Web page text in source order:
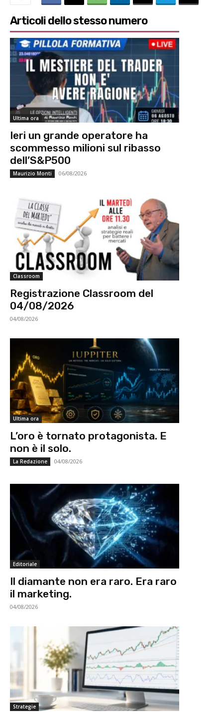
Articoli dello stesso numero
Ultima ora
Ieri un grande operatore ha
scommesso milioni sul ribasso
dell’S&P500
Maurizio Monti 06/08/2026
Classroom
Registrazione Classroom del
04/08/2026
04/08/2026
Ultima ora
L’oro è tornato protagonista. E
non è il solo.
La Redazione 04/08/2026
Editoriale
Il diamante non era raro. Era raro
il marketing.
04/08/2026
Strategie